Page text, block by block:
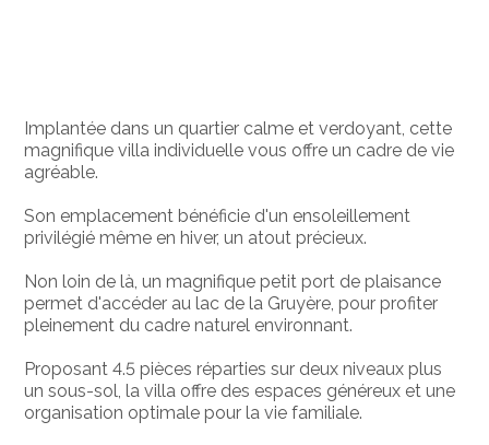
Implantée dans un quartier calme et verdoyant, cette
magnifique villa individuelle vous offre un cadre de vie
agréable.
Son emplacement bénéficie d'un ensoleillement
privilégié même en hiver, un atout précieux.
Non loin de là, un magnifique petit port de plaisance
permet d'accéder au lac de la Gruyère, pour profiter
pleinement du cadre naturel environnant.
Proposant 4.5 pièces réparties sur deux niveaux plus
un sous-sol, la villa offre des espaces généreux et une
organisation optimale pour la vie familiale.